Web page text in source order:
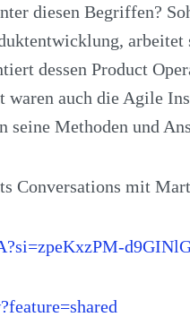
diesen Begriffen?
dessen Product
waren auch die Agile
Methoden und
Conversations mit